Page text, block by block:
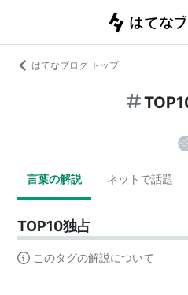
はてなブログ トップ
言葉の解説 ネットで話題
TOP10独占
このタグの解説について